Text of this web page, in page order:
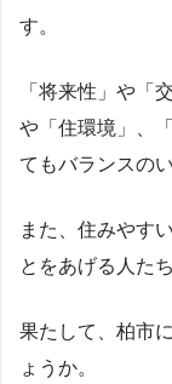
す。
「将来性」や「
や「住環境」、
てもバランスの
また、住みやす
とをあげる人た
果たして、柏市
ょうか。